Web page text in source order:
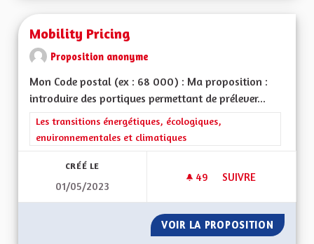
Mobility Pricing
Proposition anonyme
Mon Code postal (ex : 68 000) : Ma proposition :
introduire des portiques permettant de prélever...
Filtrer les résultats de la catégorie : Les transitions
Les transitions énergétiques, écologiques,
environnementales et climatiques
CRÉÉ LE
01/05/2023
49 49 ABONNÉS
SUIVRE
VOIR LA PROPOSITION